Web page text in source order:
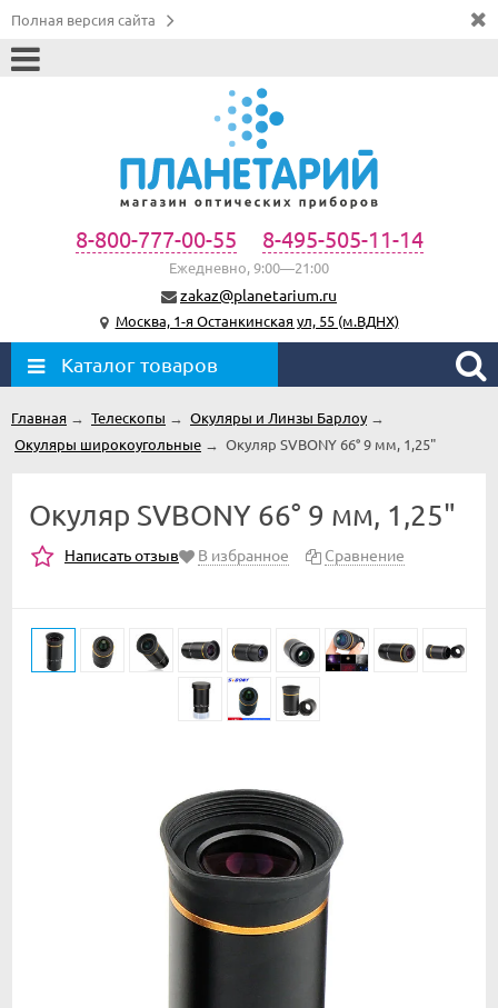
Полная версия сайта
8-800-777-00-55 8-495-505-11-14
Ежедневно, 9:00—21:00
zakaz@planetarium.ru
Москва, 1-я Останкинская ул, 55 (м.ВДНХ)
Каталог товаров
Главная → Телескопы → Окуляры и Линзы Барлоу→
Окуляры широкоугольные → Окуляр SVBONY 66° 9 мм, 1,25"
Окуляр SVBONY 66° 9 мм, 1,25"
Написать отзыв В избранное Сравнение